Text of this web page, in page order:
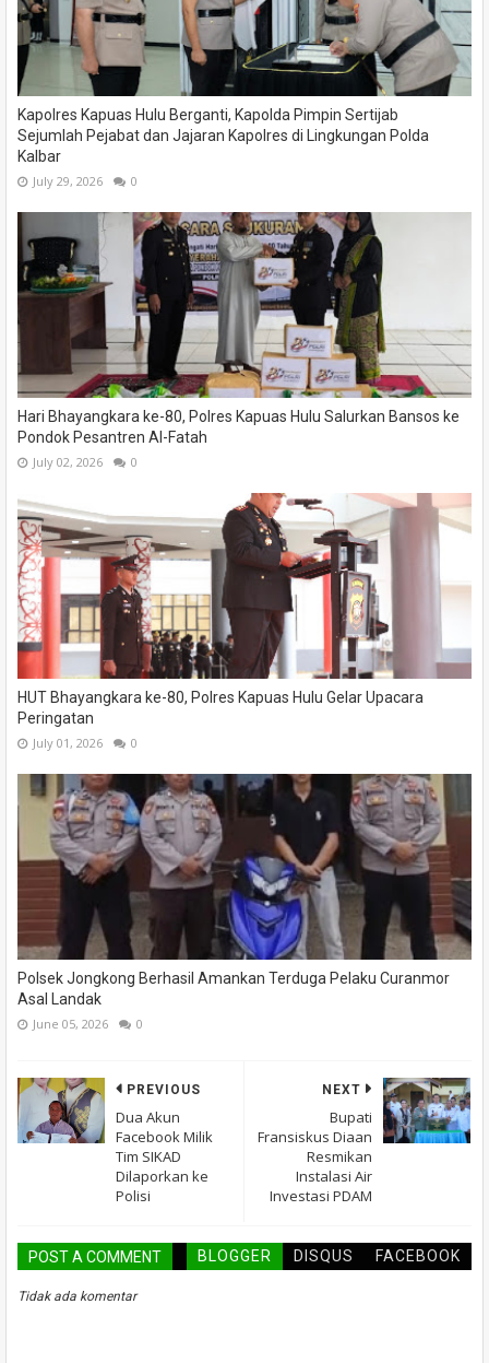
Kapolres Kapuas Hulu Berganti, Kapolda Pimpin Sertijab
Sejumlah Pejabat dan Jajaran Kapolres di Lingkungan Polda
Kalbar
July 29, 2026 0
Hari Bhayangkara ke-80, Polres Kapuas Hulu Salurkan Bansos ke
Pondok Pesantren Al-Fatah
July 02, 2026 0
HUT Bhayangkara ke-80, Polres Kapuas Hulu Gelar Upacara
Peringatan
July 01, 2026 0
Polsek Jongkong Berhasil Amankan Terduga Pelaku Curanmor
Asal Landak
June 05, 2026 0
NEXT
Bupati
Fransiskus Diaan
Resmikan
Instalasi Air
Investasi PDAM
PREVIOUS
Dua Akun
Facebook Milik
Tim SIKAD
Dilaporkan ke
Polisi
POST A COMMENT BLOGGER DISQUS FACEBOOK
Tidak ada komentar